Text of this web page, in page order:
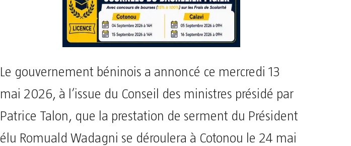
Le gouvernement béninois a annoncé ce mercredi 13
mai 2026, à l’issue du Conseil des ministres présidé par
Patrice Talon, que la prestation de serment du Président
élu Romuald Wadagni se déroulera à Cotonou le 24 mai